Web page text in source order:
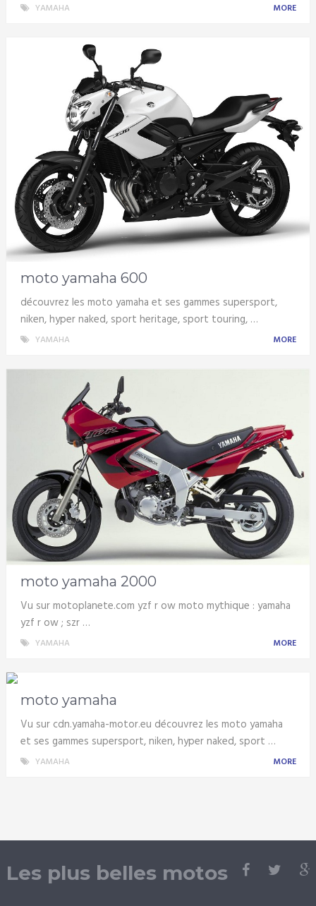
YAMAHA MORE
moto yamaha 600
découvrez les moto yamaha et ses gammes supersport,
niken, hyper naked, sport heritage, sport touring, …
YAMAHA MORE
moto yamaha 2000
Vu sur motoplanete.com yzf r ow moto mythique : yamaha
yzf r ow ; szr …
YAMAHA MORE
moto yamaha
Vu sur cdn.yamaha-motor.eu découvrez les moto yamaha
et ses gammes supersport, niken, hyper naked, sport …
YAMAHA MORE
Les plus belles motos